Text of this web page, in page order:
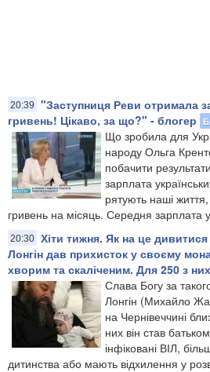
20:39
"Заступниця Реви отримала
гривень! Цікаво, за що?" - блогер
Що зробила для
народу Ольга
побачити
зарплата
рятують наші
гривень на місяць. Середня зарплата
20:30 Хіти тижня. Як на це
Лонгін дав прихисток у своєму
хворим та скаліченим. Для 250 з
Слава Богу за
Лонгін (Михайло
на Чернівеччині
них він став
інфіковані ВІЛ,
дитинства або мають відхилення у